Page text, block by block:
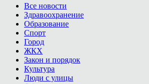
Все новости
Здравоохранение
Образование
Спорт
Город
ЖКХ
Закон и порядок
Культура
Люди с улицы